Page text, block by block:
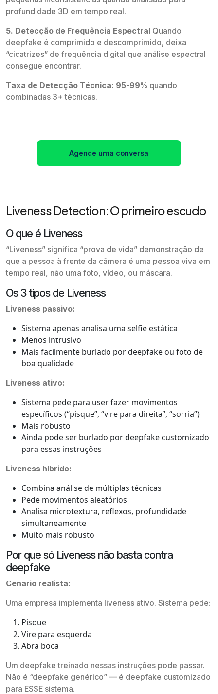
profundidade 3D em tempo real.
5. Detecção de Frequência Espectral Quando
deepfake é comprimido e descomprimido, deixa
“cicatrizes” de frequência digital que análise espectral
consegue encontrar.
Taxa de Detecção Técnica: 95-99% quando
combinadas 3+ técnicas.
Agende uma conversa
Liveness Detection: O primeiro escudo
O que é Liveness
“Liveness” significa “prova de vida” demonstração de
que a pessoa à frente da câmera é uma pessoa viva em
tempo real, não uma foto, vídeo, ou máscara.
Os 3 tipos de Liveness
Liveness passivo:
Sistema apenas analisa uma selfie estática
Menos intrusivo
Mais facilmente burlado por deepfake ou foto de
boa qualidade
Liveness ativo:
Sistema pede para user fazer movimentos
específicos (“pisque”, “vire para direita”, “sorria”)
Mais robusto
Ainda pode ser burlado por deepfake customizado
para essas instruções
Liveness híbrido:
Combina análise de múltiplas técnicas
Pede movimentos aleatórios
Analisa microtextura, reflexos, profundidade
simultaneamente
Muito mais robusto
Por que só Liveness não basta contra
deepfake
Cenário realista:
Uma empresa implementa liveness ativo. Sistema pede:
Pisque
Vire para esquerda
Abra boca
Um deepfake treinado nessas instruções pode passar.
Não é “deepfake genérico” — é deepfake customizado
para ESSE sistema.